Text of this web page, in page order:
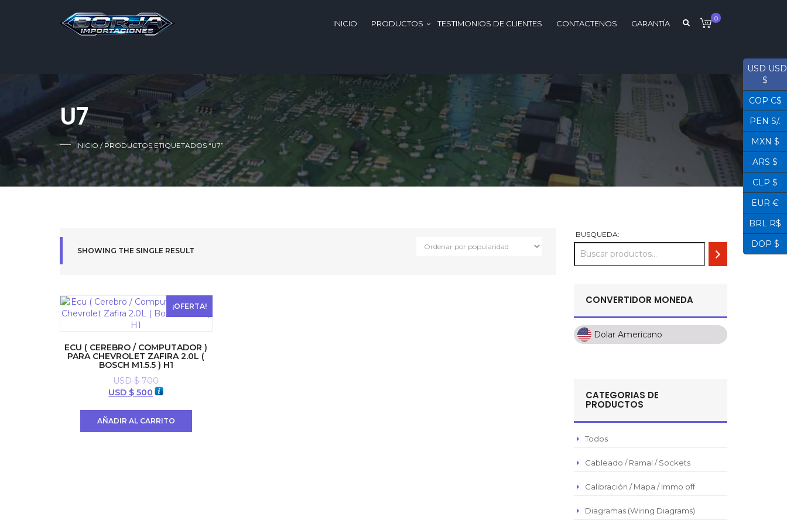
0
INICIO PRODUCTOS TESTIMONIOS DE CLIENTES CONTACTENOS GARANTÍA
U7
INICIO / PRODUCTOS ETIQUETADOS “U7”
SHOWING THE SINGLE RESULT
¡OFERTA!
ECU ( CEREBRO / COMPUTADOR )
PARA CHEVROLET ZAFIRA 2.0L (
BOSCH M1.5.5 ) H1
USD $700
El
era:
USD $ 500 El
es:
AÑADIR AL CARRITO
BUSQUEDA:
CONVERTIDOR MONEDA
Dolar Americano
Dolar Americano
Pesos Mexicanos
Peso Chileno
CATEGORIAS DE
PRODUCTOS
Todos
Cableado / Ramal / Sockets
Calibración / Mapa / Immo off
Diagramas (Wiring Diagrams)
USD USD
$
COP C$
PEN S/.
MXN $
ARS $
CLP $
EUR €
BRL R$
DOP $